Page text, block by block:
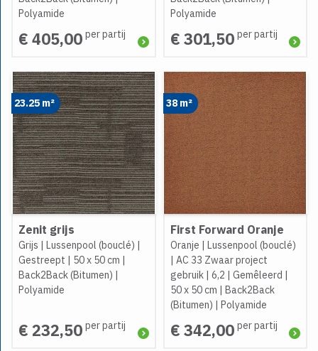
Polyamide
€ 405,00 per partij
Polyamide
€ 301,50 per partij
23.25 m²
Zenit grijs
Grijs | Lussenpool (bouclé) |
Gestreept | 50 x 50 cm |
Back2Back (Bitumen) |
Polyamide
€ 232,50 per partij
38 m²
First Forward Oranje
Oranje | Lussenpool (bouclé)
| AC 33 Zwaar project
gebruik| 6,2 | Gemêleerd |
50 x 50 cm | Back2Back
(Bitumen) | Polyamide
€ 342,00 per partij